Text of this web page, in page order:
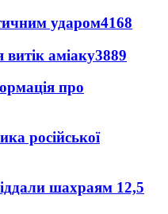
ударом4168
витік аміаку3889
про
російської
шахраям 12,5